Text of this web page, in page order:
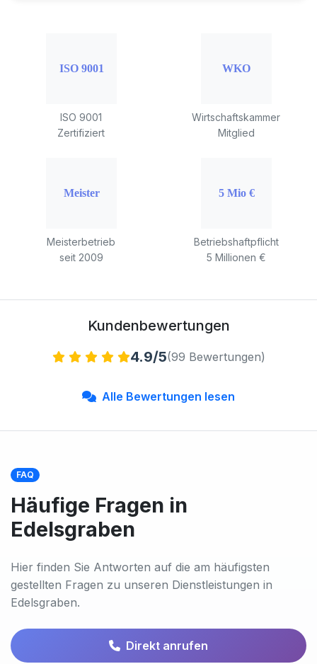
ISO 9001
Zertifiziert
Wirtschaftskammer
Mitglied
Meisterbetrieb
seit 2009
Betriebshaftpflicht
5 Millionen €
Kundenbewertungen
4.9/5(99 Bewertungen)
Alle Bewertungen lesen
FAQ
Häufige Fragen in
Edelsgraben
Hier finden Sie Antworten auf die am häufigsten
gestellten Fragen zu unseren Dienstleistungen in
Edelsgraben.
Direkt anrufen